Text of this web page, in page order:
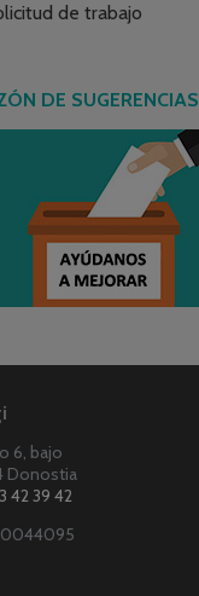
de trabajo
DE SUGERENCIAS
6, bajo
Donostia
42 39 42